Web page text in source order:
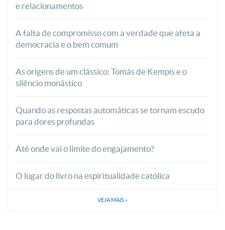
e relacionamentos
A falta de compromisso com a verdade que afeta a
democracia e o bem comum
As origens de um clássico: Tomás de Kempis e o
silêncio monástico
Quando as respostas automáticas se tornam escudo
para dores profundas
Até onde vai o limite do engajamento?
O lugar do livro na espiritualidade católica
VEJA MAIS »